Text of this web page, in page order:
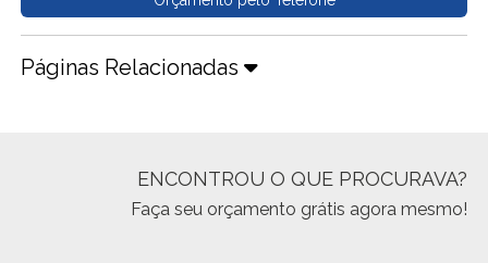
Páginas Relacionadas
ENCONTROU O QUE PROCURAVA?
Faça seu orçamento grátis agora mesmo!